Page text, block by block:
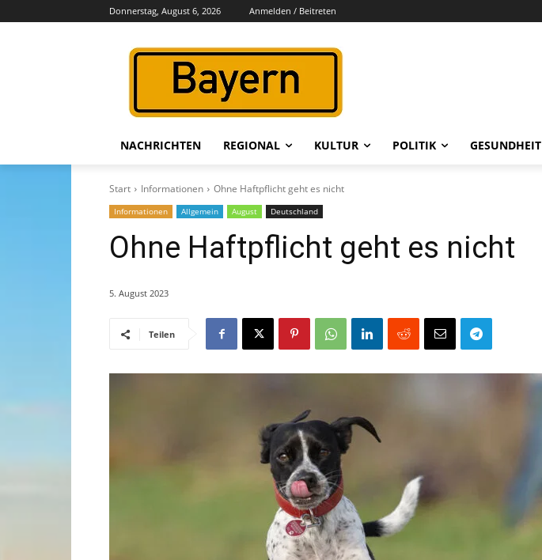
Donnerstag, August 6, 2026 Anmelden / Beitreten
NACHRICHTEN REGIONAL KULTUR POLITIK GESUNDHEIT
Start Informationen Ohne Haftpflicht geht es nicht
Informationen Allgemein August Deutschland
Ohne Haftpflicht geht es nicht
5. August 2023
Teilen